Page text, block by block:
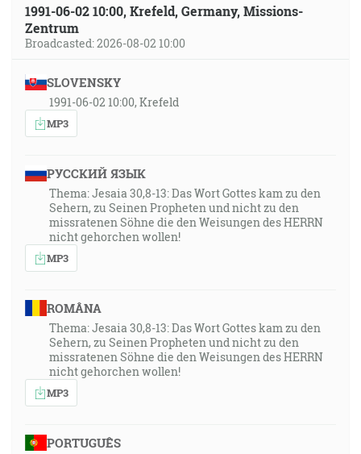
1991-06-02 10:00, Krefeld, Germany, Missions-
Zentrum
Broadcasted: 2026-08-02 10:00
SLOVENSKY
1991-06-02 10:00, Krefeld
MP3
РУССКИЙ ЯЗЫК
Thema: Jesaia 30,8-13: Das Wort Gottes kam zu den
Sehern, zu Seinen Propheten und nicht zu den
missratenen Söhne die den Weisungen des HERRN
nicht gehorchen wollen!
MP3
ROMÂNA
Thema: Jesaia 30,8-13: Das Wort Gottes kam zu den
Sehern, zu Seinen Propheten und nicht zu den
missratenen Söhne die den Weisungen des HERRN
nicht gehorchen wollen!
MP3
PORTUGUÊS